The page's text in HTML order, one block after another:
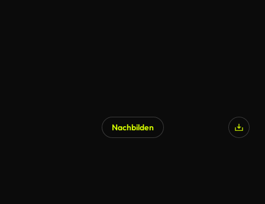
Nachbilden